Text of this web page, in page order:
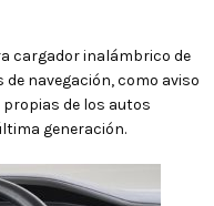
cargador inalámbrico de
navegación, como aviso
de los autos
generación.